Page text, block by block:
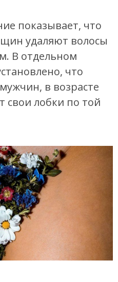
показывает, что
удаляют волосы
В отдельном
что
в возрасте
свои лобки по той